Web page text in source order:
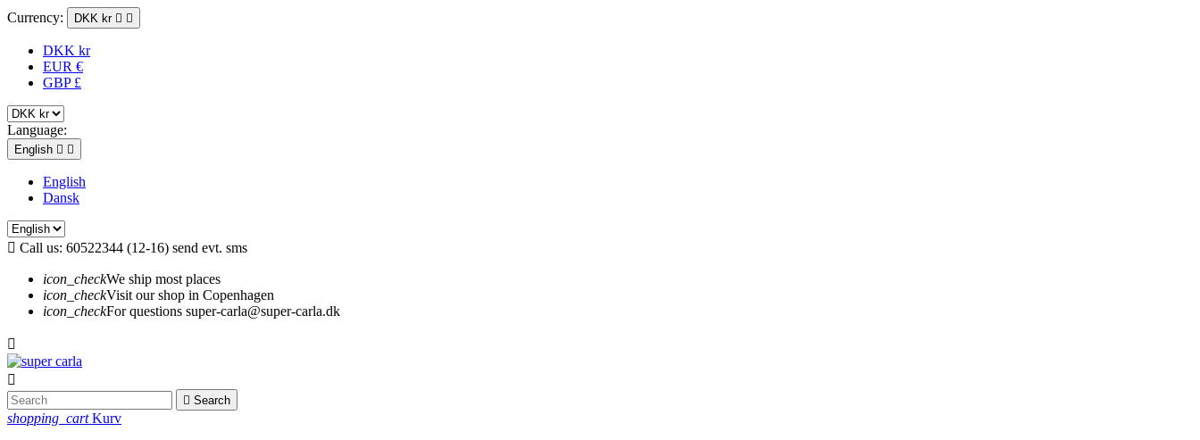
Currency: DKK kr  
DKK kr
EUR €
GBP £
Language:
English  
English
Dansk
 Call us: 60522344 (12-16) send evt. sms
icon_checkWe ship most places
icon_checkVisit our shop in Copenhagen
icon_checkFor questions super-carla@super-carla.dk


 Search
shopping_cart Kurv